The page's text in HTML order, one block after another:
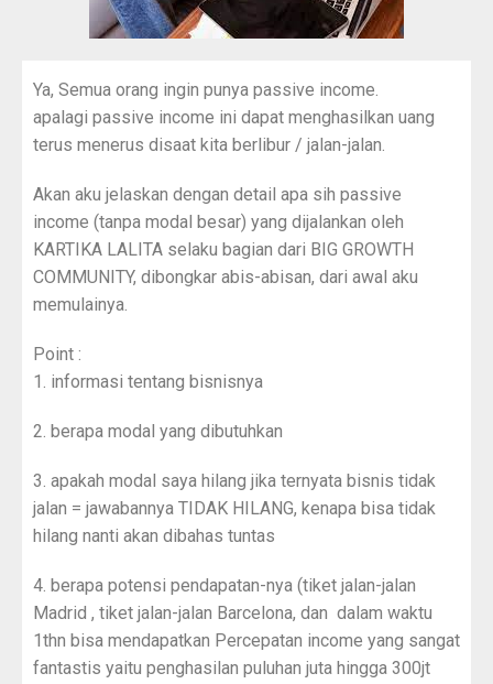
Ya, Semua orang ingin punya passive income.
apalagi passive income ini dapat menghasilkan uang
terus menerus disaat kita berlibur / jalan-jalan.
Akan aku jelaskan dengan detail apa sih passive
income (tanpa modal besar) yang dijalankan oleh
KARTIKA LALITA selaku bagian dari BIG GROWTH
COMMUNITY, dibongkar abis-abisan, dari awal aku
memulainya.
Point :
1. informasi tentang bisnisnya
2. berapa modal yang dibutuhkan
3. apakah modal saya hilang jika ternyata bisnis tidak
jalan = jawabannya TIDAK HILANG, kenapa bisa tidak
hilang nanti akan dibahas tuntas
4. berapa potensi pendapatan-nya (tiket jalan-jalan
Madrid , tiket jalan-jalan Barcelona, dan dalam waktu
1thn bisa mendapatkan Percepatan income yang sangat
fantastis yaitu penghasilan puluhan juta hingga 300jt